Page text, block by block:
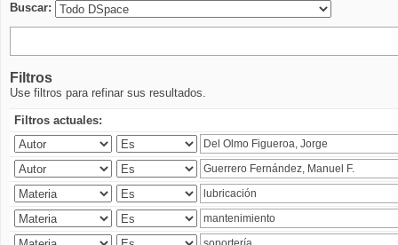
Buscar:
Filtros
Use filtros para refinar sus resultados.
Filtros actuales: